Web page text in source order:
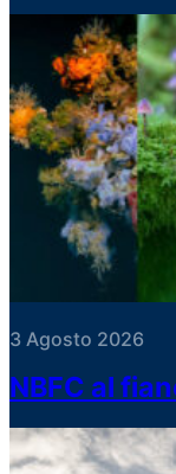
3 Agosto 2026
NBFC al